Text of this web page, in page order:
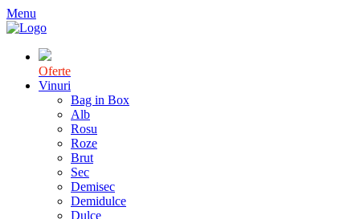
Menu
Oferte
Vinuri
Bag in Box
Alb
Rosu
Roze
Brut
Sec
Demisec
Demidulce
Dulce